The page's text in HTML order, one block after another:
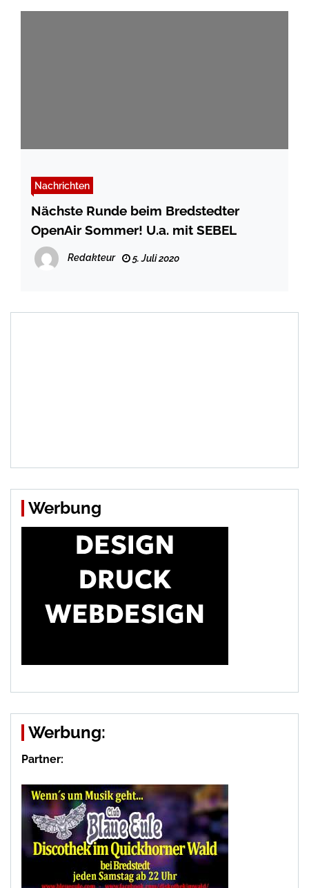
Nachrichten
Nächste Runde beim Bredstedter
OpenAir Sommer! U.a. mit SEBEL
Redakteur 5. Juli 2020
Werbung
Werbung:
Partner: